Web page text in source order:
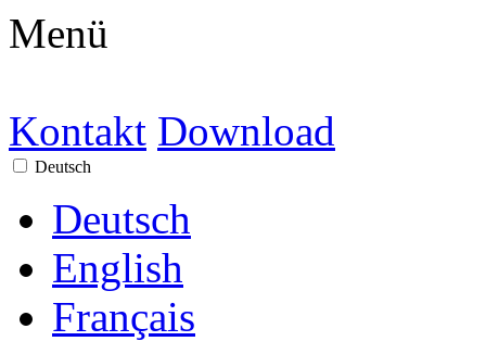
Menü
Kontakt Download
Deutsch
Deutsch
English
Français